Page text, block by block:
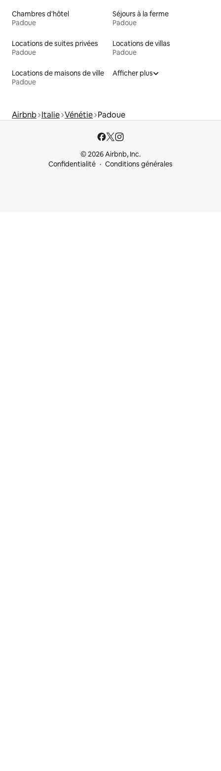
Chambres d'hôtel
Padoue
Séjours à la ferme
Padoue
Locations de suites privées
Padoue
Locations de villas
Padoue
Locations de maisons de ville
Padoue
Afficher plus
Airbnb Italie Vénétie Padoue
© 2026 Airbnb, Inc.
Confidentialité
Conditions générales